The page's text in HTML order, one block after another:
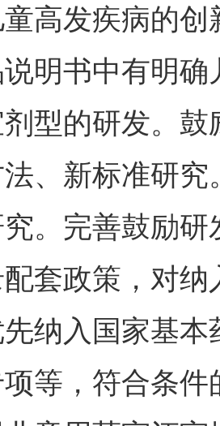
高发疾病的
说明书中有明
型的研发。
、新标准研
。完善鼓励
套政策，对
纳入国家基
等，符合条